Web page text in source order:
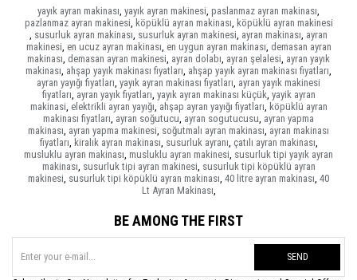
yayık ayran makinası yayık ayran makinesi paslanmaz ayran makinası
pazlanmaz ayran makinesi köpüklü ayran makinası köpüklü ayran makinesi
susurluk ayran makinası susurluk ayran makinesi ayran makinası ayran
makinesi en ucuz ayran makinası en uygun ayran makinası demasan ayran
makinası demasan ayran makinesi ayran dolabı ayran şelalesi ayran yayık
makinası ahşap yayık makinası fiyatları ahşap yayık ayran makinası fiyatları
ayran yayığı fiyatları yayık ayran makinası fiyatları ayran yayık makinesi
fiyatları ayran yayık fiyatları yayık ayran makinası küçük yayik ayran
makinasi elektrikli ayran yayığı ahşap ayran yayığı fiyatları köpüklü ayran
makinası fiyatları ayran soğutucu ayran sogutucusu ayran yapma
makinası ayran yapma makinesi soğutmalı ayran makinası ayran makinası
fiyatları kiralık ayran makinası susurluk ayranı çatılı ayran makinası
musluklu ayran makinası musluklu ayran makinesi susurluk tipi yayık ayran
makinası susurluk tipi ayran makinesi susurluk tipi köpüklü ayran
makinesi susurluk tipi köpüklü ayran makinası 40 litre ayran makinası 40
Lt Ayran Makinası
BE AMONG THE FIRST
SEND